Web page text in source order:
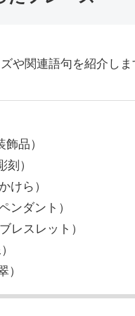
や関連語句を紹介し
飾品）
）
けら）
ンダント）
レスレット）
）